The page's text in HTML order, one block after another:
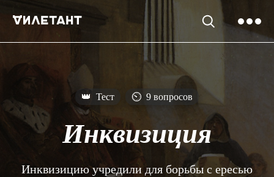
👑 Тест ⏲ 9 вопросов
Инквизиция
Инквизицию учредили для борьбы с ересью